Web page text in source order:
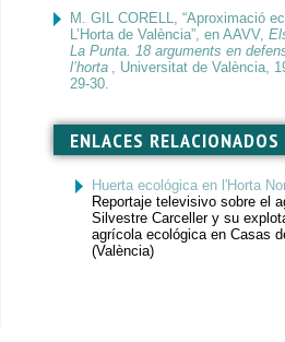
M. GIL CORELL, “Aproximació
L’Horta de València”, en AAVV,
La Punta. 18 arguments en
l’horta , Universitat de València,
29-30.
ENLACES RELACIONADOS
Huerta ecológica en l'Horta
Reportaje televisivo sobre el
Silvestre Carceller y su
agrícola ecológica en Casas
(València)